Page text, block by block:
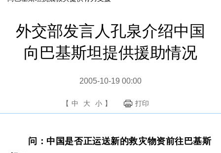
外交部发言人孔泉介绍中国
向巴基斯坦提供援助情况
2005-10-19 00:00
【 中 大 小 】 打印
问：中国是否正运送新的救灾物资前往巴基斯